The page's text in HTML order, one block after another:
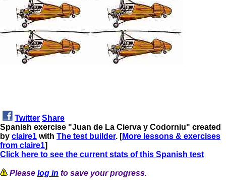
Twitter Share
Spanish exercise "Juan de La Cierva y Codorniu" created
by claire1 with The test builder. [More lessons & exercises
from claire1]
Click here to see the current stats of this Spanish test
Please log in to save your progress.